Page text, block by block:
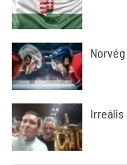
Irreális